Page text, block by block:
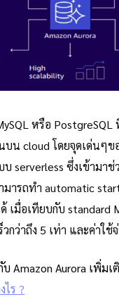
หรือ
บน cloud โดยจุดเด่นๆข
serverless ซึ่งเข้ามาช่
มารถทำ automatic
เมื่อเทียบกับ standard
กว่าถึง 5 เท่า และค่าใช้
Amazon Aurora เพิ่ม
ไร ?